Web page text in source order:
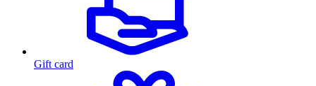
Gift card